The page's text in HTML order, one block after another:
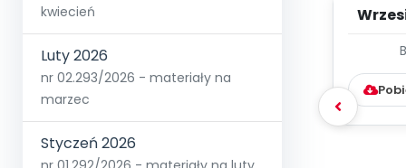
kwiecień
Luty 2026
nr 02.293/2026 - materiały na
marzec
Styczeń 2026